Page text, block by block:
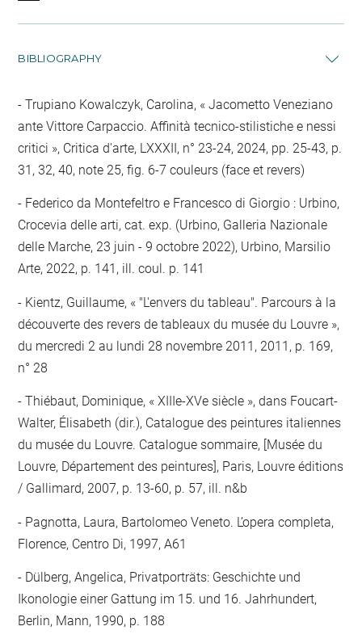
BIBLIOGRAPHY
Trupiano Kowalczyk, Carolina, « Jacometto Veneziano
ante Vittore Carpaccio. Affinità tecnico-stilistiche e nessi
critici », Critica d'arte, LXXXII, n° 23-24, 2024, pp. 25-43, p.
31, 32, 40, note 25, fig. 6-7 couleurs (face et revers)
Federico da Montefeltro e Francesco di Giorgio : Urbino,
Crocevia delle arti, cat. exp. (Urbino, Galleria Nazionale
delle Marche, 23 juin - 9 octobre 2022), Urbino, Marsilio
Arte, 2022, p. 141, ill. coul. p. 141
Kientz, Guillaume, « "L'envers du tableau". Parcours à la
découverte des revers de tableaux du musée du Louvre »,
du mercredi 2 au lundi 28 novembre 2011, 2011, p. 169,
n° 28
Thiébaut, Dominique, « XIIIe-XVe siècle », dans Foucart-
Walter, Élisabeth (dir.), Catalogue des peintures italiennes
du musée du Louvre. Catalogue sommaire, [Musée du
Louvre, Département des peintures], Paris, Louvre éditions
/ Gallimard, 2007, p. 13-60, p. 57, ill. n&b
Pagnotta, Laura, Bartolomeo Veneto. L’opera completa,
Florence, Centro Di, 1997, A61
Dülberg, Angelica, Privatporträts: Geschichte und
Ikonologie einer Gattung im 15. und 16. Jahrhundert,
Berlin, Mann, 1990, p. 188